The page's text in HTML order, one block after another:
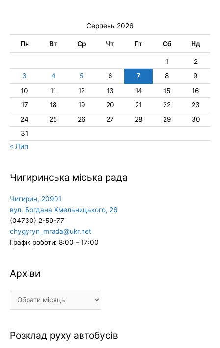
Серпень 2026
Пн Вт Ср Чт Пт Сб Нд
1
2
3
4 5 6 7 8
9
10
11 12 13 14 15
16
17
18 19 20 21 22
23
24
25 26 27 28 29
30
31
« Лип
Чигиринська міська рада
Чигирин, 20901
вул. Богдана Хмельницького, 26
(04730) 2-59-77
chygyryn_mrada@ukr.net
Графік роботи: 8:00 – 17:00
Архіви
Архіви
Розклад руху автобусів